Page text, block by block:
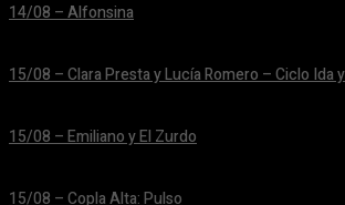
14/08 – Alfonsina
15/08 – Clara Presta y Lucía Romero – Ciclo Ida
15/08 – Emiliano y El Zurdo
15/08 – Copla Alta: Pulso